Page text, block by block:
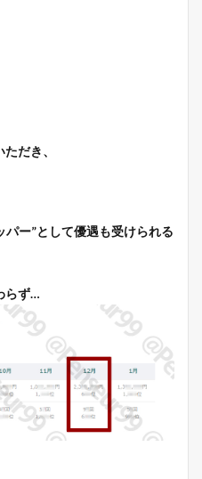
だき、
ー”として優遇も受けられる
らず…